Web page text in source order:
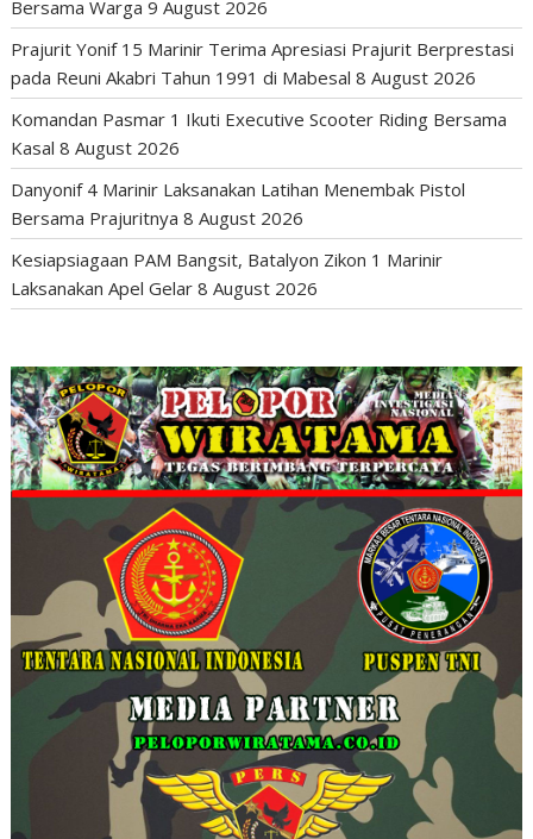
Bersama Warga 9 August 2026
Prajurit Yonif 15 Marinir Terima Apresiasi Prajurit Berprestasi
pada Reuni Akabri Tahun 1991 di Mabesal 8 August 2026
Komandan Pasmar 1 Ikuti Executive Scooter Riding Bersama
Kasal 8 August 2026
Danyonif 4 Marinir Laksanakan Latihan Menembak Pistol
Bersama Prajuritnya 8 August 2026
Kesiapsiagaan PAM Bangsit, Batalyon Zikon 1 Marinir
Laksanakan Apel Gelar 8 August 2026